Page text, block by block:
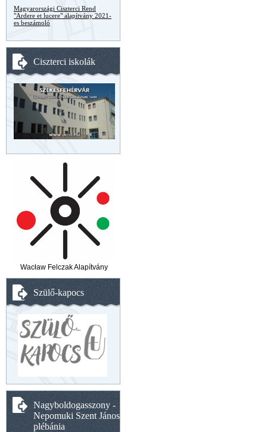
Magyarországi Ciszterci Rend
"Ardere et lucere" alapítvány 2021-
es beszámoló
Ciszterci iskolák
Wacław Felczak Alapítvány
Szülő-kapocs
Nagyboldogasszony -
Nepomuki Szent János
plébánia